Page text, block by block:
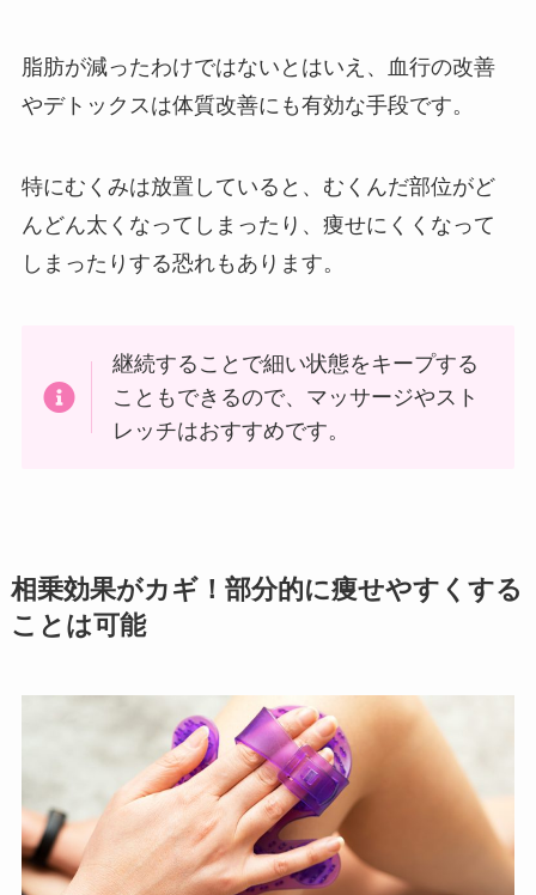
脂肪が減ったわけではないとはいえ、血行の改善
やデトックスは体質改善にも有効な手段です。
特にむくみは放置していると、むくんだ部位がど
んどん太くなってしまったり、痩せにくくなって
しまったりする恐れもあります。
継続することで細い状態をキープする
こともできるので、マッサージやスト
レッチはおすすめです。
相乗効果がカギ！部分的に痩せやすくする
ことは可能